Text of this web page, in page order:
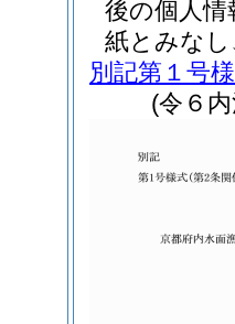
後の個人
紙とみな
別記第１号
(令６